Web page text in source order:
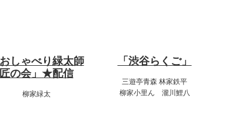
おしゃべり緑太師
匠の会」★配信
柳家緑太
「渋谷らくご」
三遊亭青森 林家鉄平
柳家小里ん 瀧川鯉八